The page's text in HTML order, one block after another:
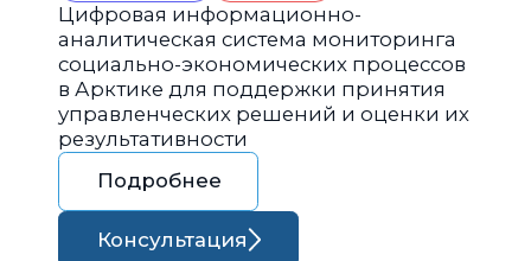
Цифровая информационно-
аналитическая система мониторинга
социально-экономических процессов
в Арктике для поддержки принятия
управленческих решений и оценки их
результативности
Подробнее
Консультация